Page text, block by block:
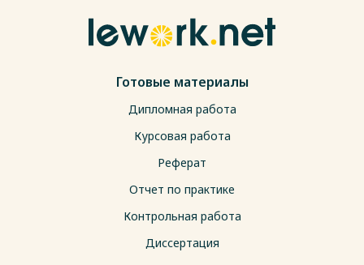
Готовые материалы
Дипломная работа
Курсовая работа
Реферат
Отчет по практике
Контрольная работа
Диссертация